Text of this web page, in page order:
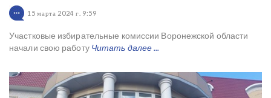
15 марта 2024 г. 9:59
Участковые избирательные комиссии Воронежской области
начали свою работу Читать далее ...